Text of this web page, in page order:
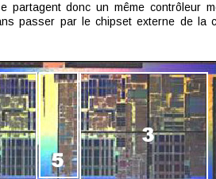
partagent donc un même contrôleur
passer par le chipset externe de la